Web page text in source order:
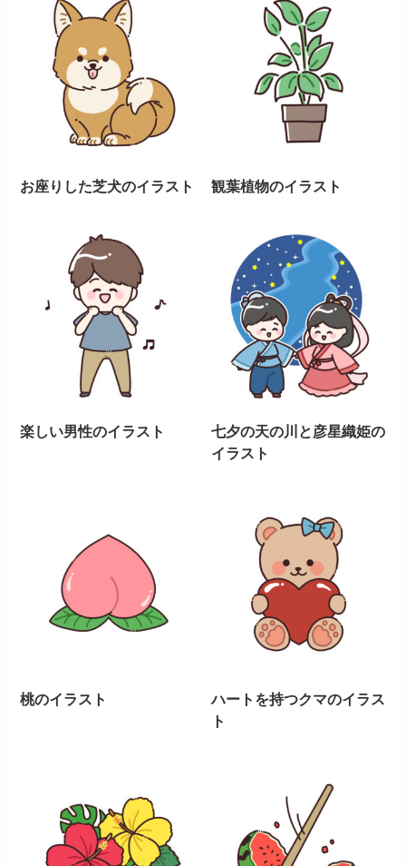
お座りした芝犬のイラスト 観葉植物のイラスト
楽しい男性のイラスト
七夕の天の川と彦星織姫の
イラスト
桃のイラスト
ハートを持つクマのイラス
ト